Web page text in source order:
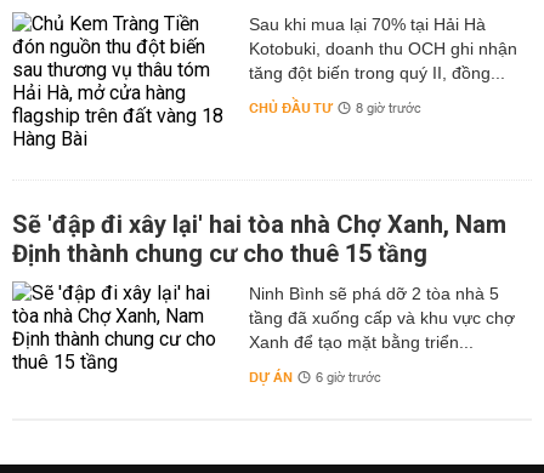
Sau khi mua lại 70% tại Hải Hà
Kotobuki, doanh thu OCH ghi nhận
tăng đột biến trong quý II, đồng...
CHỦ ĐẦU TƯ 8 giờ trước
Sẽ 'đập đi xây lại' hai tòa nhà Chợ Xanh, Nam
Định thành chung cư cho thuê 15 tầng
Ninh Bình sẽ phá dỡ 2 tòa nhà 5
tầng đã xuống cấp và khu vực chợ
Xanh để tạo mặt bằng triển...
DỰ ÁN 6 giờ trước